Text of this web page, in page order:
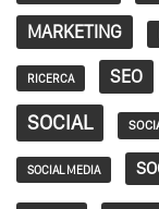
MARKETING
RICERCA SEO
SOCIAL
SOCIAL MEDIA